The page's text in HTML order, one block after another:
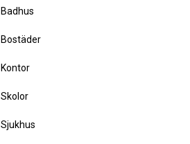
Badhus
Bostäder
Kontor
Skolor
Sjukhus